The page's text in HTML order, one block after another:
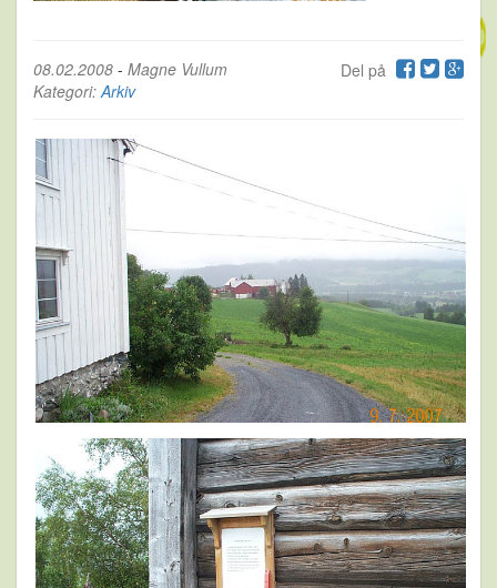
Del på
08.02.2008 - Magne Vullum
Kategori: Arkiv